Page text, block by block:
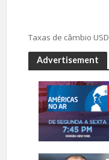
Taxas de câmbio USD
Advertisement